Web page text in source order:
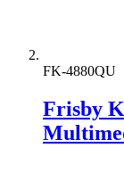
FK-4880QU
Frisby